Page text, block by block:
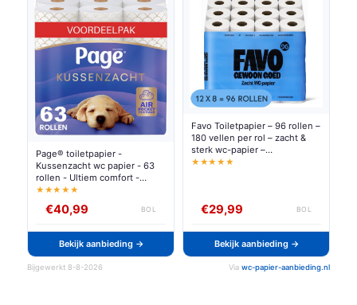
Page® toiletpapier -
Kussenzacht wc papier - 63
rollen - Ultiem comfort -
Voordeelverpakking
★★★★★
€40,99 BOL
Bekijk aanbieding →
Favo Toiletpapier – 96 rollen –
180 vellen per rol – zacht &
sterk wc-papier –
voordeelverpakking
★★★★★
€29,99 BOL
Bekijk aanbieding →
Bijgewerkt 8-8-2026 Via wc-papier-aanbieding.nl